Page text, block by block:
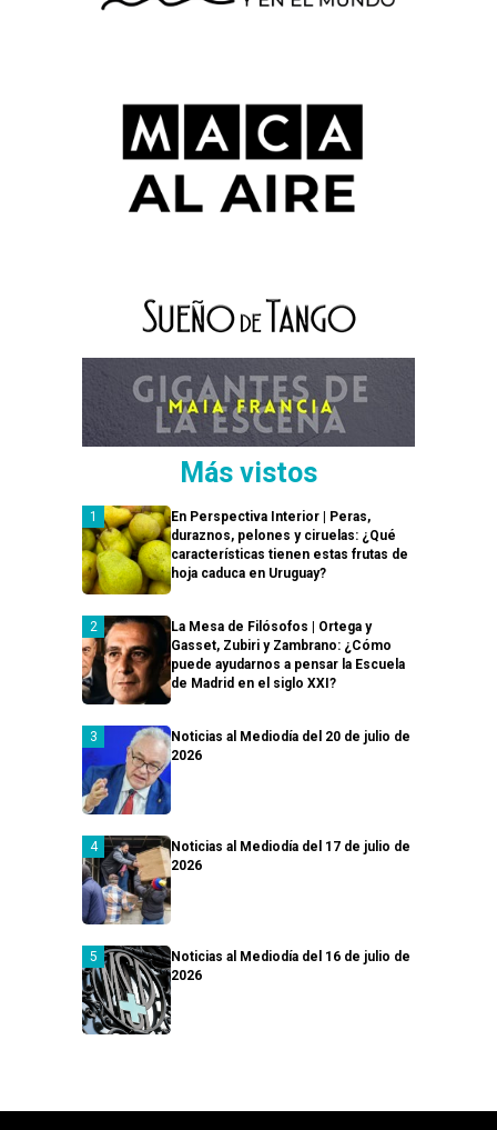
Más vistos
En Perspectiva Interior | Peras,
duraznos, pelones y ciruelas: ¿Qué
características tienen estas frutas de
hoja caduca en Uruguay?
La Mesa de Filósofos | Ortega y
Gasset, Zubiri y Zambrano: ¿Cómo
puede ayudarnos a pensar la Escuela
de Madrid en el siglo XXI?
Noticias al Mediodía del 20 de julio de
2026
Noticias al Mediodía del 17 de julio de
2026
Noticias al Mediodía del 16 de julio de
2026